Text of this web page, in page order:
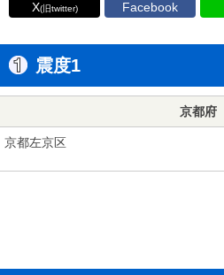
X(旧twitter) Facebook
震度1
京都府
京都左京区